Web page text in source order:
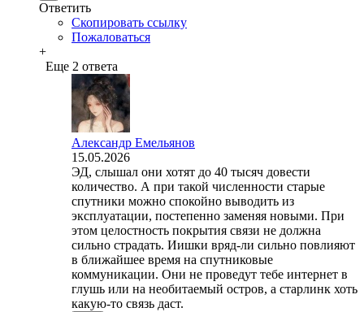
Ответить
Скопировать ссылку
Пожаловаться
+
Еще 2 ответа
Александр Емельянов
15.05.2026
ЭД, слышал они хотят до 40 тысяч довести
количество. А при такой численности старые
спутники можно спокойно выводить из
эксплуатации, постепенно заменяя новыми. При
этом целостность покрытия связи не должна
сильно страдать. Иишки вряд-ли сильно повлияют
в ближайшее время на спутниковые
коммуникации. Они не проведут тебе интернет в
глушь или на необитаемый остров, а старлинк хоть
какую-то связь даст.